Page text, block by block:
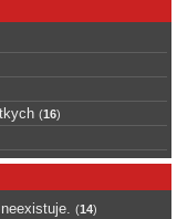
(16)
(14)